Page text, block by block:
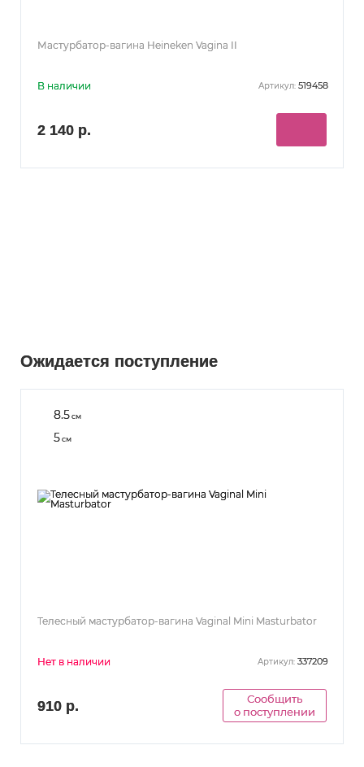
Мастурбатор-вагина Heineken Vagina II
В наличии Артикул: 519458
2 140 р.
Ожидается поступление
8.5см
5см
Телесный мастурбатор-вагина Vaginal Mini Masturbator
Нет в наличии Артикул: 337209
910 р.
Сообщить
о поступлении